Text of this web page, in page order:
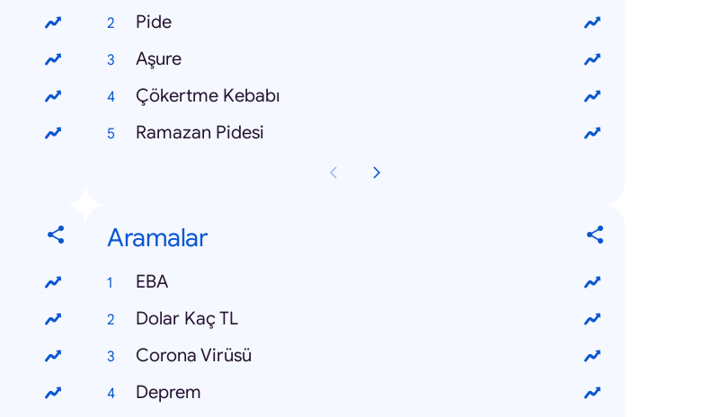
Pide
Aşure
Çökertme Kebabı
Ramazan Pidesi
Aramalar
EBA
Dolar Kaç TL
Corona Virüsü
Deprem